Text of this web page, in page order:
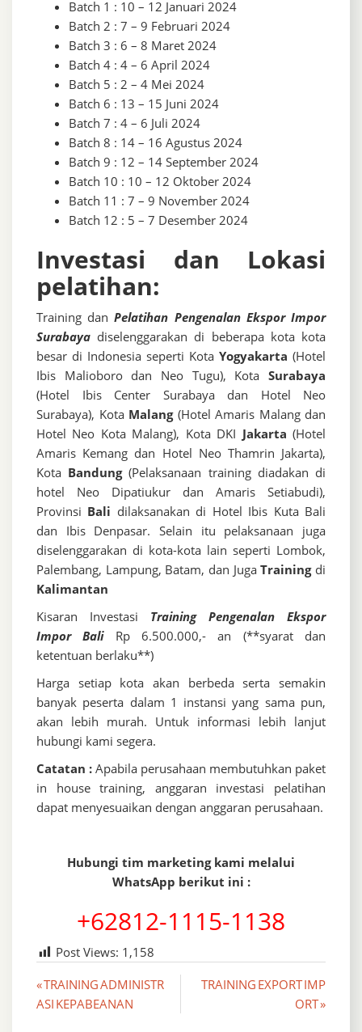
Batch 1 : 10 – 12 Januari 2024
Batch 2 : 7 – 9 Februari 2024
Batch 3 : 6 – 8 Maret 2024
Batch 4 : 4 – 6 April 2024
Batch 5 : 2 – 4 Mei 2024
Batch 6 : 13 – 15 Juni 2024
Batch 7 : 4 – 6 Juli 2024
Batch 8 : 14 – 16 Agustus 2024
Batch 9 : 12 – 14 September 2024
Batch 10 : 10 – 12 Oktober 2024
Batch 11 : 7 – 9 November 2024
Batch 12 : 5 – 7 Desember 2024
Investasi dan Lokasi
pelatihan:
Training danPelatihan Pengenalan Ekspor Impor
Surabaya diselenggarakan di beberapa kota kota
besar di Indonesia seperti Kota Yogyakarta (Hotel
Ibis Malioboro dan Neo Tugu), Kota Surabaya
(Hotel Ibis Center Surabaya dan Hotel Neo
Surabaya), Kota Malang(Hotel Amaris Malang dan
Hotel Neo Kota Malang), Kota DKI Jakarta (Hotel
Amaris Kemang dan Hotel Neo Thamrin Jakarta),
Kota Bandung(Pelaksanaan training diadakan di
hotel Neo Dipatiukur dan Amaris Setiabudi),
Provinsi Bali dilaksanakan di Hotel Ibis Kuta Bali
dan Ibis Denpasar. Selain itu pelaksanaan juga
diselenggarakan di kota-kota lain seperti Lombok,
Palembang, Lampung, Batam, dan JugaTrainingdi
Kalimantan
Kisaran Investasi
Training Pengenalan Ekspor
Impor Bali
Rp 6.500.000,- an (**syarat dan
ketentuan berlaku**)
Harga setiap kota akan berbeda serta semakin
banyak peserta dalam 1 instansi yang sama pun,
akan lebih murah. Untuk informasi lebih lanjut
hubungi kami segera.
Catatan : Apabila perusahaan membutuhkan paket
in house training, anggaran investasi pelatihan
dapat menyesuaikan dengan anggaran perusahaan.
Hubungi tim marketing kami melalui
WhatsApp berikut ini :
+62812-1115-1138
Post Views: 1,158
Post
navigation
« TRAINING ADMINISTR
ASI KEPABEANAN
TRAINING EXPORT IMP
ORT »